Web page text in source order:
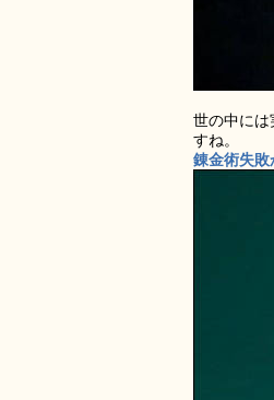
世の中には
すね。
錬金術失